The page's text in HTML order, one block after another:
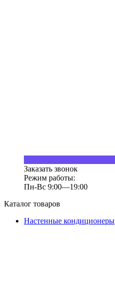
Заказать звонок
Режим работы:
Пн-Вс 9:00—19:00
Каталог товаров
Настенные кондиционеры